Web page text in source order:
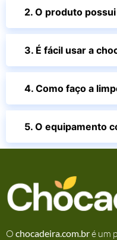
2. O produto
3. É fácil usar a
4. Como faço a
5. O equipamento
O chocadeira.com.bré um